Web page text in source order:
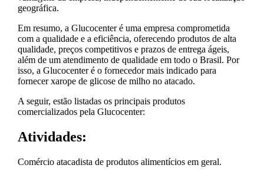
geográfica.
Em resumo, a Glucocenter é uma empresa comprometida
com a qualidade e a eficiência, oferecendo produtos de alta
qualidade, preços competitivos e prazos de entrega ágeis,
além de um atendimento de qualidade em todo o Brasil. Por
isso, a Glucocenter é o fornecedor mais indicado para
fornecer xarope de glicose de milho no atacado.
A seguir, estão listadas os principais produtos
comercializados pela Glucocenter:
Atividades:
Comércio atacadista de produtos alimentícios em geral.